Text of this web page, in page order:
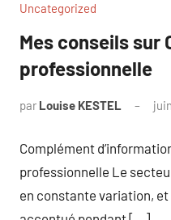
Uncategorized
Mes conseils sur
professionnelle
par Louise KESTEL
Complément
professionnelle Le
en constante variation,